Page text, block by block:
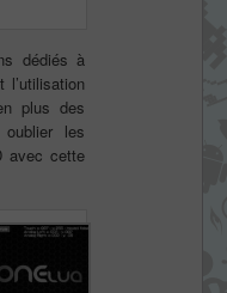
dédiés à
plus des
les
avec cette